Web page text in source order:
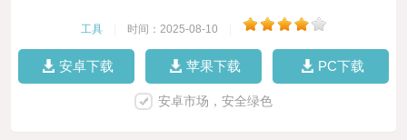
工具 时间：2025-08-10
安卓下载 苹果下载 PC下载
安卓市场，安全绿色